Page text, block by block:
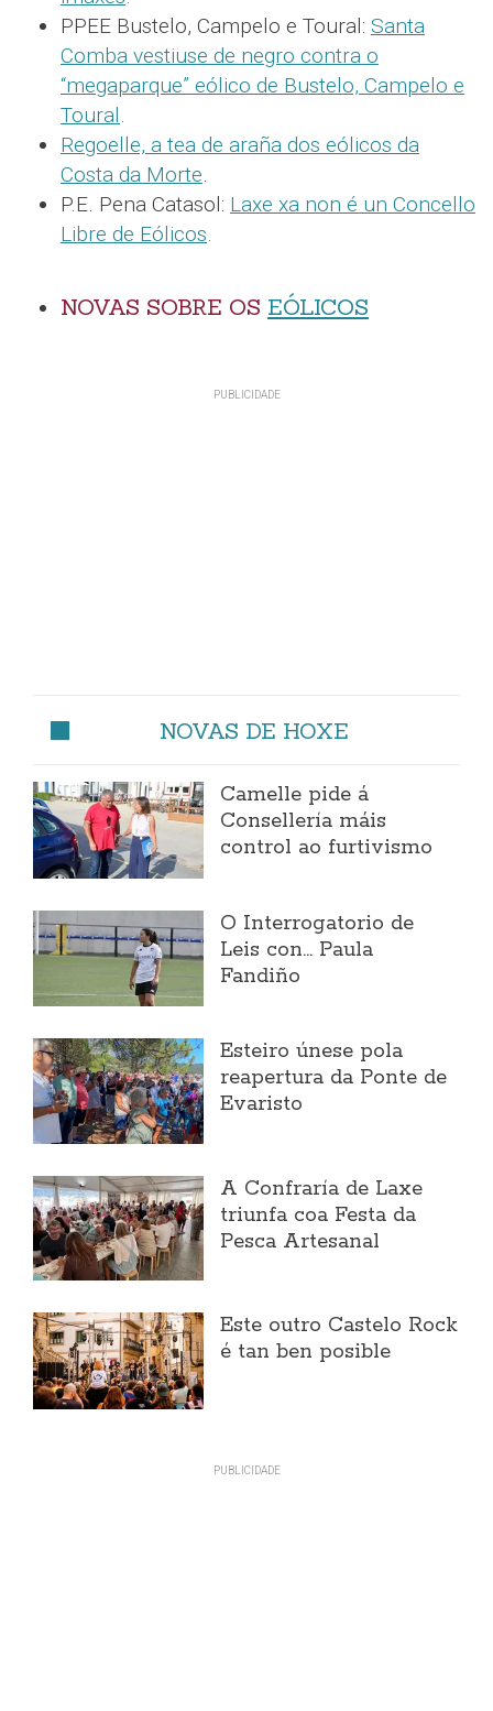
PPEE Bustelo, Campelo e Toural: Santa
Comba vestiuse de negro contra o
“megaparque” eólico de Bustelo, Campelo e
Toural.
Regoelle, a tea de araña dos eólicos da
Costa da Morte.
P.E. Pena Catasol: Laxe xa non é un Concello
Libre de Eólicos.
NOVAS SOBRE OS EÓLICOS
NOVAS DE HOXE
Camelle pide á
Consellería máis
control ao furtivismo
O Interrogatorio de
Leis con... Paula
Fandiño
Esteiro únese pola
reapertura da Ponte de
Evaristo
A Confraría de Laxe
triunfa coa Festa da
Pesca Artesanal
Este outro Castelo Rock
é tan ben posible